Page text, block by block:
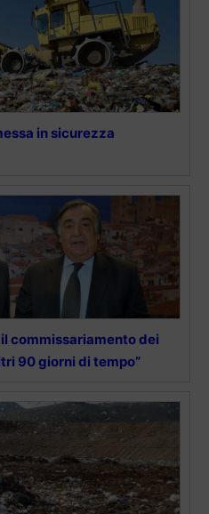
in sicurezza
commissariamento dei
90 giorni di tempo”